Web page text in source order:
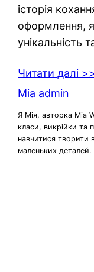
історія
оформлення,
унікальність
Читати далі >>
Mia admin
Я Мія, авторка Mia
класи, викрійки та
навчитися творити
маленьких деталей.